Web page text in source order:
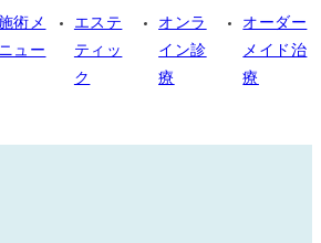
術メ
ニュー
エステ
ティッ
ク
オンラ
イン診
療
オーダー
メイド治
療